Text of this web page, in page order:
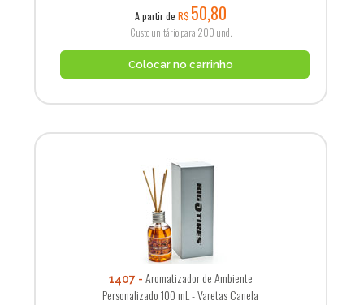
A partir de R$ 50,80
Custo unitário para 200 und.
Colocar no carrinho
1407
Aromatizador de Ambiente
Personalizado 100 mL - Varetas Canela